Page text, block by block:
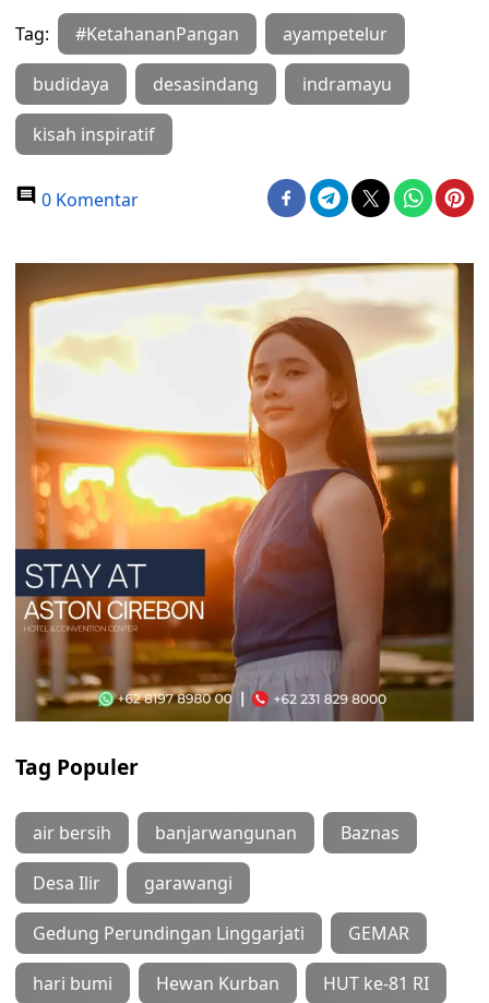
Tag: #KetahananPangan ayampetelur
budidaya desasindang indramayu
kisah inspiratif
0 Komentar
Tag Populer
air bersih banjarwangunan Baznas
Desa Ilir garawangi
Gedung Perundingan Linggarjati GEMAR
hari bumi Hewan Kurban HUT ke-81 RI